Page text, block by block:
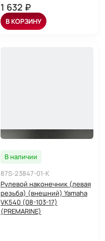
1 632 ₽
В КОРЗИНУ
В наличии
87S-23847-01-K
Рулевой наконечник (левая
резьба) (внешний) Yamaha
VK540 (08-103-17)
(PREMARINE)